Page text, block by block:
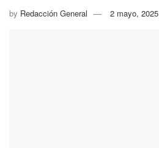
by Redacción General 2 mayo, 2025